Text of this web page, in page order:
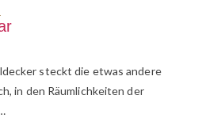
steckt die etwas andere
in den Räumlichkeiten der